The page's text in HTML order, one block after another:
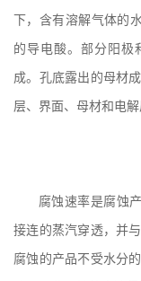
下，含有溶解气体的
的导电酸。部分阳极
成。孔底露出的母材
层、界面、母材和电
腐蚀速率是腐蚀
接连的蒸汽穿透，并
腐蚀的产品不受水分